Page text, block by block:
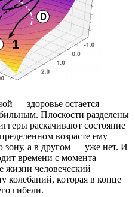
— здоровье остается
Плоскости разделены
раскачивают состояние
возрасте ему
зону, а в другом — уже нет. И
времени с момента
жизни человеческий
колебаний, которая в конце
гибели.